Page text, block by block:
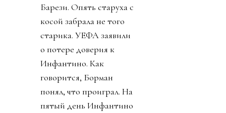
Барези. Опять старуха с
косой забрала не того
старика. УЕФА заявили
о потере доверия к
Инфантино. Как
говорится, Борман
понял, что проиграл. На
пятый день Инфантино